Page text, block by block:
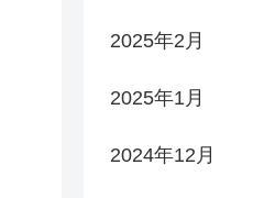
2025年2月
2025年1月
2024年12月